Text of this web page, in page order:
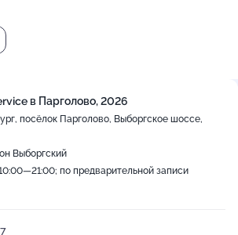
в Парголово, 2026
посёлок Парголово, Выборгское шоссе,
Выборгский
по предварительной записи